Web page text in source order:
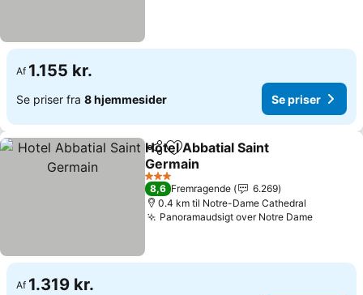
Af 1.155 kr.
Se priser fra 8 hjemmesider Se priser
Del Føj til favoritter
Hotel Abbatial Saint
Germain
Se priser
3 Stjerner
8,6 Fremragende
6.269
0.4 km til Notre-Dame Cathedral
Panoramaudsigt over Notre DameSe
Af 1.319 kr.